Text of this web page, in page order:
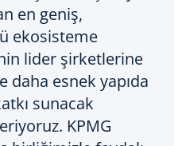
en geniş,
ekosisteme
lider şirketlerine
daha esnek yapıda
sunacak
KPMG